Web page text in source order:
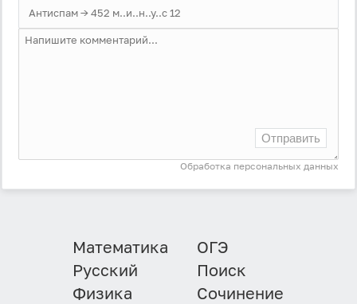
Войти через Яндекс
Отправить
Обработка персональных данных
Математика
Русский
Физика
ОГЭ
Поиск
Сочинение